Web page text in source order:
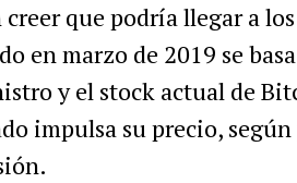
creer que podría llegar a los
en marzo de 2019 se
y el stock actual de
impulsa su precio,